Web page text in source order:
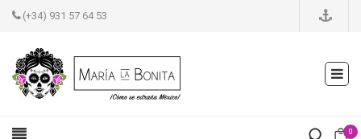
(+34) 931 57 64 53
0